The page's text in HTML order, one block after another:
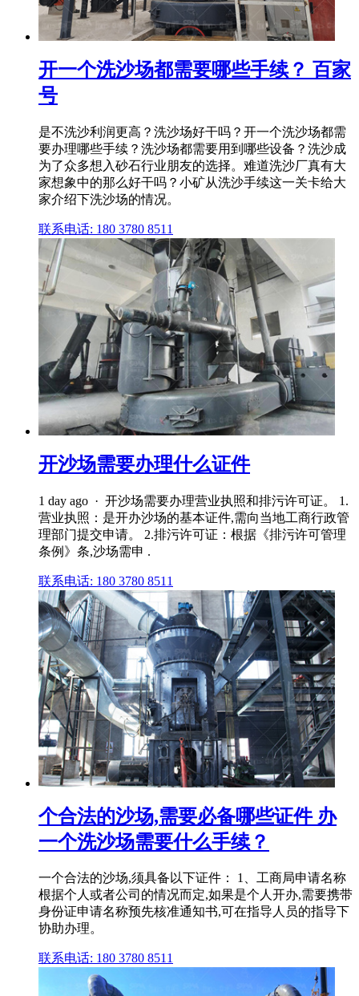
开一个洗沙场都需要哪些手续？ 百家
号
是不洗沙利润更高？洗沙场好干吗？开一个洗沙场都需
要办理哪些手续？洗沙场都需要用到哪些设备？洗沙成
为了众多想入砂石行业朋友的选择。难道洗沙厂真有大
家想象中的那么好干吗？小矿从洗沙手续这一关卡给大
家介绍下洗沙场的情况。
联系电话: 180 3780 8511
开沙场需要办理什么证件
1 day ago · 开沙场需要办理营业执照和排污许可证。 1.
营业执照：是开办沙场的基本证件,需向当地工商行政管
理部门提交申请。 2.排污许可证：根据《排污许可管理
条例》条,沙场需申 .
联系电话: 180 3780 8511
个合法的沙场,需要必备哪些证件 办
一个洗沙场需要什么手续？
一个合法的沙场,须具备以下证件： 1、工商局申请名称
根据个人或者公司的情况而定,如果是个人开办,需要携带
身份证申请名称预先核准通知书,可在指导人员的指导下
协助办理。
联系电话: 180 3780 8511